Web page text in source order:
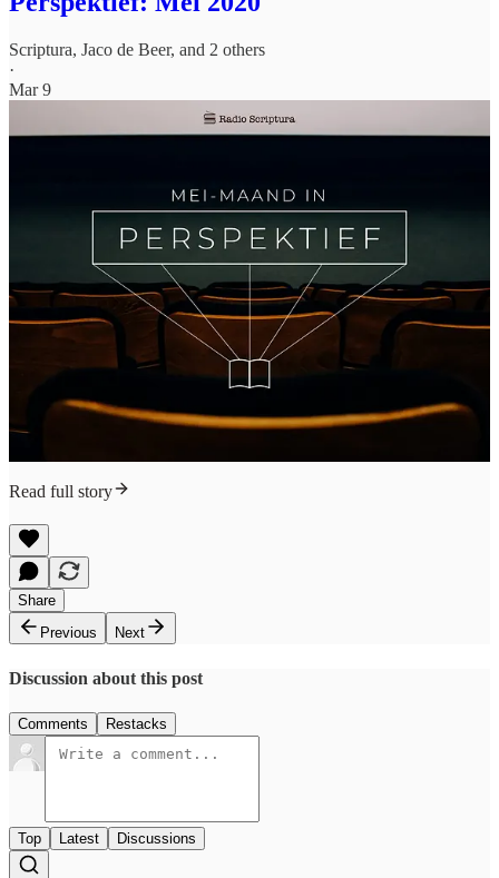
Scriptura, Jaco de Beer, and 2 others
·
Mar 9
Read full story
Share
Previous
Next
Discussion about this post
Comments Restacks
Top Latest Discussions